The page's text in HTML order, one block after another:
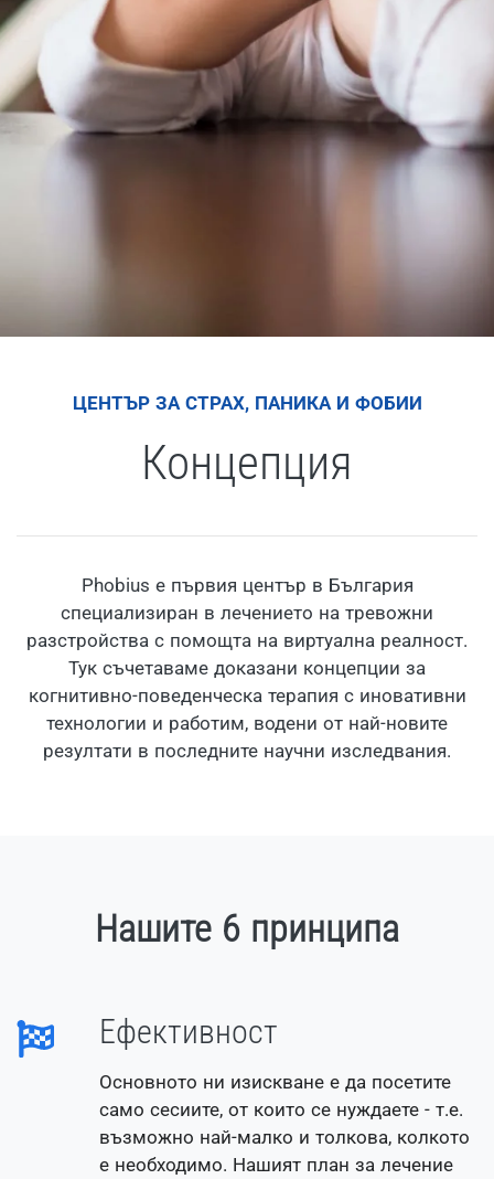
ЦЕНТЪР ЗА СТРАХ, ПАНИКА И ФОБИИ
Концепция
Phobius е първия център в България
специализиран в лечението на тревожни
разстройства с помощта на виртуална реалност.
Тук съчетаваме доказани концепции за
когнитивно-поведенческа терапия с иновативни
технологии и работим, водени от най-новите
резултати в последните научни изследвания.
Нашите 6 принципа
Ефективност
Основното ни изискване е да посетите
само сесиите, от които се нуждаете - т.е.
възможно най-малко и толкова, колкото
е необходимо. Нашият план за лечение